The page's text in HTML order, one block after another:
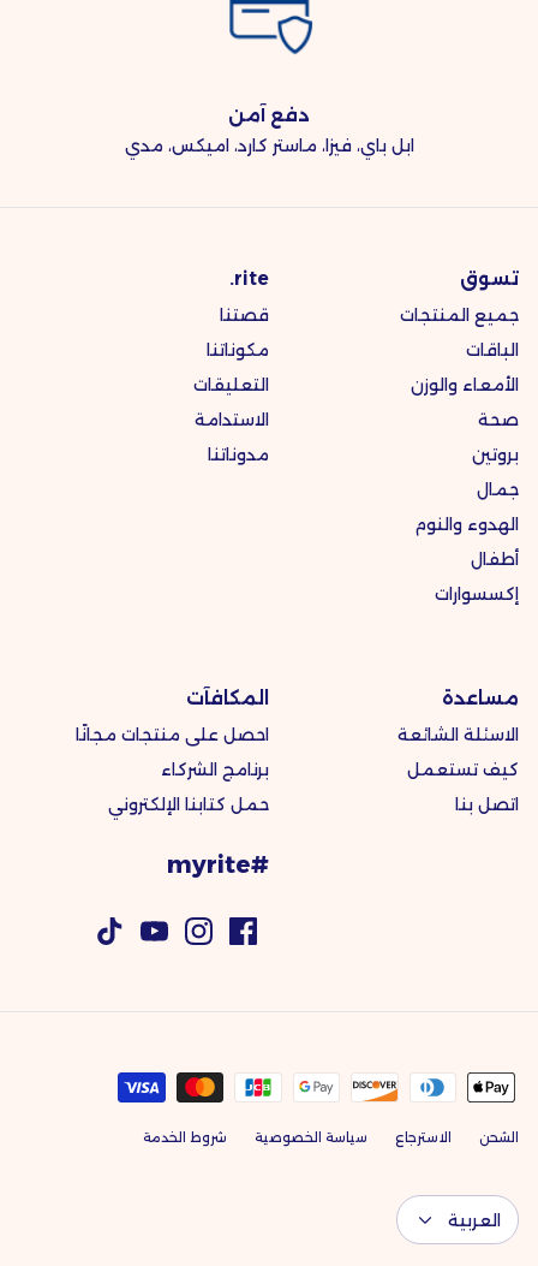
دفع آمن
ابل باي، فيزا، ماستر كارد، اميكس، مدي
تسوق
جميع المنتجات
الباقات
الأمعاء والوزن
صحة
بروتين
جمال
الهدوء والنوم
أطفال
إكسسوارات
rite.
قصتنا
مكوناتنا
التعليقات
الاستدامة
مدوناتنا
مساعدة
الاسئلة الشائعة
كيف تستعمل
اتصل بنا
المكافآت
احصل على منتجات مجانًا
برنامج الشركاء
حمل كتابنا الإلكتروني
#myrite
الشحن الاسترجاع سياسة الخصوصية شروط الخدمة
اللغة
العربية